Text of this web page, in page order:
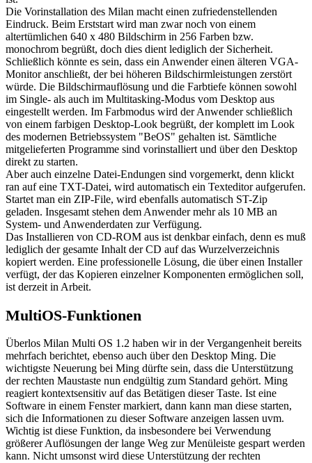
Die Vorinstallation des Milan macht einen zufriedenstellenden
Eindruck. Beim Erststart wird man zwar noch von einem
altertümlichen 640 x 480 Bildschirm in 256 Farben bzw.
monochrom begrüßt, doch dies dient lediglich der Sicherheit.
Schließlich könnte es sein, dass ein Anwender einen älteren VGA-
Monitor anschließt, der bei höheren Bildschirmleistungen zerstört
würde. Die Bildschirmauflösung und die Farbtiefe können sowohl
im Single- als auch im Multitasking-Modus vom Desktop aus
eingestellt werden. Im Farbmodus wird der Anwender schließlich
von einem farbigen Desktop-Look begrüßt, der komplett im Look
des modernen Betriebssystem "BeOS" gehalten ist. Sämtliche
mitgelieferten Programme sind vorinstalliert und über den Desktop
direkt zu starten.
Aber auch einzelne Datei-Endungen sind vorgemerkt, denn klickt
ran auf eine TXT-Datei, wird automatisch ein Texteditor aufgerufen.
Startet man ein ZIP-File, wird ebenfalls automatisch ST-Zip
geladen. Insgesamt stehen dem Anwender mehr als 10 MB an
System- und Anwenderdaten zur Verfügung.
Das Installieren von CD-ROM aus ist denkbar einfach, denn es muß
lediglich der gesamte Inhalt der CD auf das Wurzelverzeichnis
kopiert werden. Eine professionelle Lösung, die über einen Installer
verfügt, der das Kopieren einzelner Komponenten ermöglichen soll,
ist derzeit in Arbeit.
MultiOS-Funktionen
Überlos Milan Multi OS 1.2 haben wir in der Vergangenheit bereits
mehrfach berichtet, ebenso auch über den Desktop Ming. Die
wichtigste Neuerung bei Ming dürfte sein, dass die Unterstützung
der rechten Maustaste nun endgültig zum Standard gehört. Ming
reagiert kontextsensitiv auf das Betätigen dieser Taste. Ist eine
Software in einem Fenster markiert, dann kann man diese starten,
sich die Informationen zu dieser Software anzeigen lassen uvm.
Wichtig ist diese Funktion, da insbesondere bei Verwendung
größerer Auflösungen der lange Weg zur Menüleiste gespart werden
kann. Nicht umsonst wird diese Unterstützung der rechten